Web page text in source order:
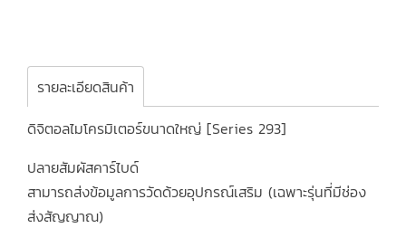
รายละเอียดสินค้า
ดิจิตอลไมโครมิเตอร์ขนาดใหญ่ [Series 293]
ปลายสัมผัสคาร์ไบด์
สามารถส่งข้อมูลการวัดด้วยอุปกรณ์เสริม (เฉพาะรุ่นที่มีช่อง
ส่งสัญญาณ)